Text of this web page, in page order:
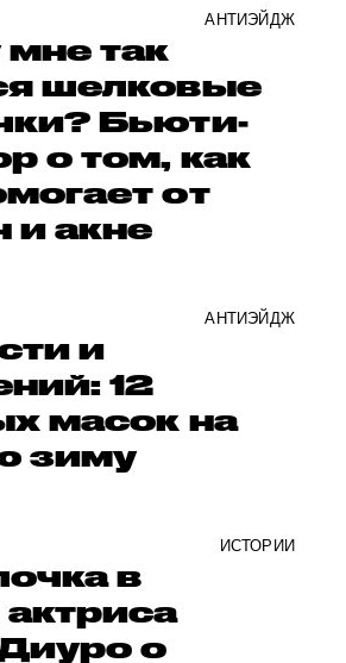
АНТИЭЙДЖ
так
шелковые
Бьюти-
о том, как
от
акне
АНТИЭЙДЖ
и
12
масок на
зиму
ИСТОРИИ
в
о